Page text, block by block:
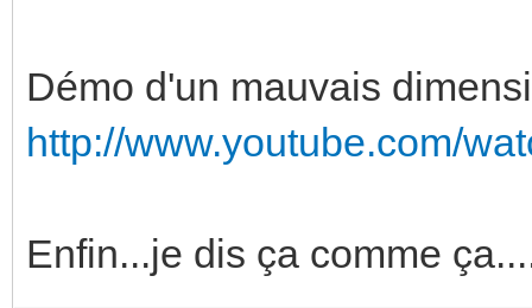
Démo d'un mauvais
http://www.youtube.com/
Enfin...je dis ça comme